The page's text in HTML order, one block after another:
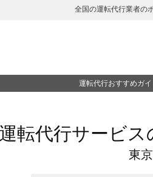
全国の運転代行業者の
運転代行おすすめガイ
転代行サービ
東